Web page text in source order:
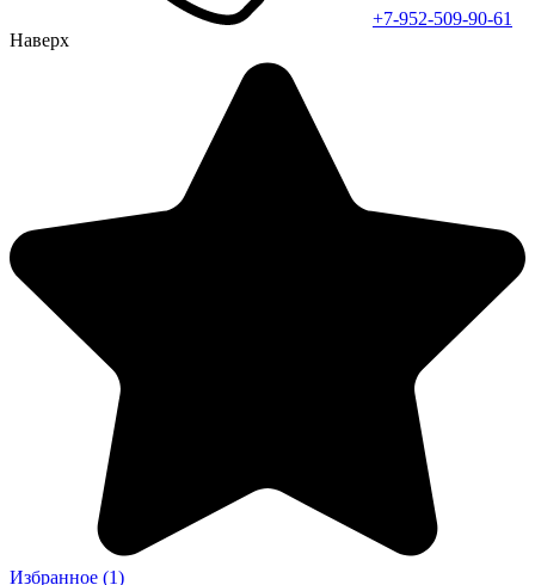
+7-952-509-90-61
Наверх
Избранное (1)